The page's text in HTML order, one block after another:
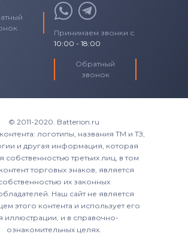
Принимаем звонки с
10:00 - 18:00
Обратный
звонок
© 2011-2020. Batterion.ru
логотипы, названия ТМ и ТЗ,
и другая информация, которая
собственностью третьих лиц, в том
торговых знаков, является
их законных
Наш сайт не является
этого контента и использует его
иллюстрации, и в справочно-
ознакомительных целях.